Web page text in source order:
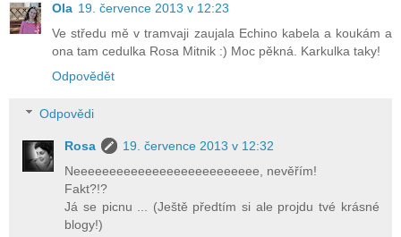
Ola 19. července 2013 v 12:23
Ve středu mě v tramvaji zaujala Echino kabela a koukám a
ona tam cedulka Rosa Mitnik :) Moc pěkná. Karkulka taky!
Odpovědět
Odpovědi
Rosa
19. července 2013 v 12:32
Neeeeeeeeeeeeeeeeeeeeeeeeee, nevěřím!
Fakt?!?
Já se picnu ... (Ještě předtím si ale projdu tvé krásné
blogy!)